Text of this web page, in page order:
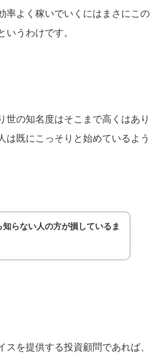
率よく稼いでいくにはまさにこの
いうわけです。
世の知名度はそこまで高くはあり
は既にこっそりと始めているよう
知らない人の方が損しているま
スを提供する投資顧問であれば、